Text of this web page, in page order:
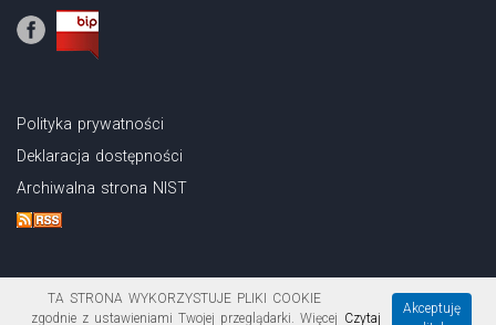
Polityka prywatności
Deklaracja dostępności
Archiwalna strona NIST
TA STRONA WYKORZYSTUJE PLIKI COOKIE
zgodnie z ustawieniami Twojej przeglądarki. Więcej Czytaj
Akceptuję